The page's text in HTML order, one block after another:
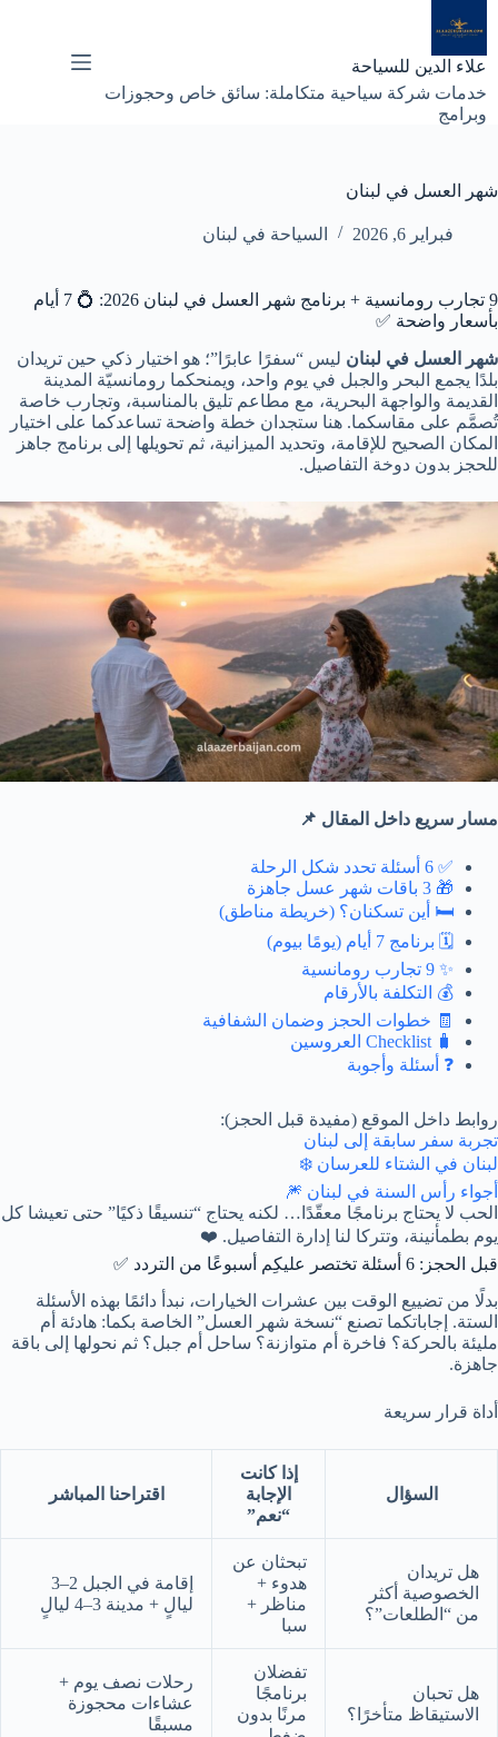
إلى
المحتوى
علاء الدين للسياحة
خدمات شركة سياحية متكاملة: سائق خاص وحجوزات
وبرامج
شهر العسل في لبنان
فبراير 6, 2026 السياحة في لبنان
9 تجارب رومانسية + برنامج شهر العسل في لبنان 2026: 💍 7 أيام
بأسعار واضحة ✅
شهر العسل في لبنان ليس “سفرًا عابرًا”؛ هو اختيار ذكي حين تريدان
بلدًا يجمع البحر والجبل في يوم واحد، ويمنحكما رومانسيّة المدينة
القديمة والواجهة البحرية، مع مطاعم تليق بالمناسبة، وتجارب خاصة
تُصمَّم على مقاسكما. هنا ستجدان خطة واضحة تساعدكما على اختيار
المكان الصحيح للإقامة، وتحديد الميزانية، ثم تحويلها إلى برنامج جاهز
للحجز بدون دوخة التفاصيل.
مسار سريع داخل المقال 📌
✅ 6 أسئلة تحدد شكل الرحلة
🎁 3 باقات شهر عسل جاهزة
🛏️ أين تسكنان؟ (خريطة مناطق)
🗓️ برنامج 7 أيام (يومًا بيوم)
✨ 9 تجارب رومانسية
💰 التكلفة بالأرقام
🧾 خطوات الحجز وضمان الشفافية
🧳 Checklist العروسين
❓ أسئلة وأجوبة
روابط داخل الموقع (مفيدة قبل الحجز):
تجربة سفر سابقة إلى لبنان
لبنان في الشتاء للعرسان ❄️
أجواء رأس السنة في لبنان 🎆
الحب لا يحتاج برنامجًا معقّدًا… لكنه يحتاج “تنسيقًا ذكيًا” حتى تعيشا كل
يوم بطمأنينة، وتتركا لنا إدارة التفاصيل. ❤️
قبل الحجز: 6 أسئلة تختصر عليكِم أسبوعًا من التردد ✅
بدلًا من تضييع الوقت بين عشرات الخيارات، نبدأ دائمًا بهذه الأسئلة
الستة. إجاباتكما تصنع “نسخة شهر العسل” الخاصة بكما: هادئة أم
مليئة بالحركة؟ فاخرة أم متوازنة؟ ساحل أم جبل؟ ثم نحولها إلى باقة
جاهزة.
أداة قرار سريعة
السؤال
إذا كانت
الإجابة
“نعم”
اقتراحنا المباشر
هل تريدان
الخصوصية أكثر
من “الطلعات”؟
تبحثان عن
هدوء +
مناظر +
سبا
إقامة في الجبل 2–3
ليالٍ + مدينة 3–4 ليالٍ
هل تحبان
الاستيقاظ متأخرًا؟
تفضلان
برنامجًا
مرنًا بدون
رحلات نصف يوم +
عشاءات محجوزة
مسبقًا